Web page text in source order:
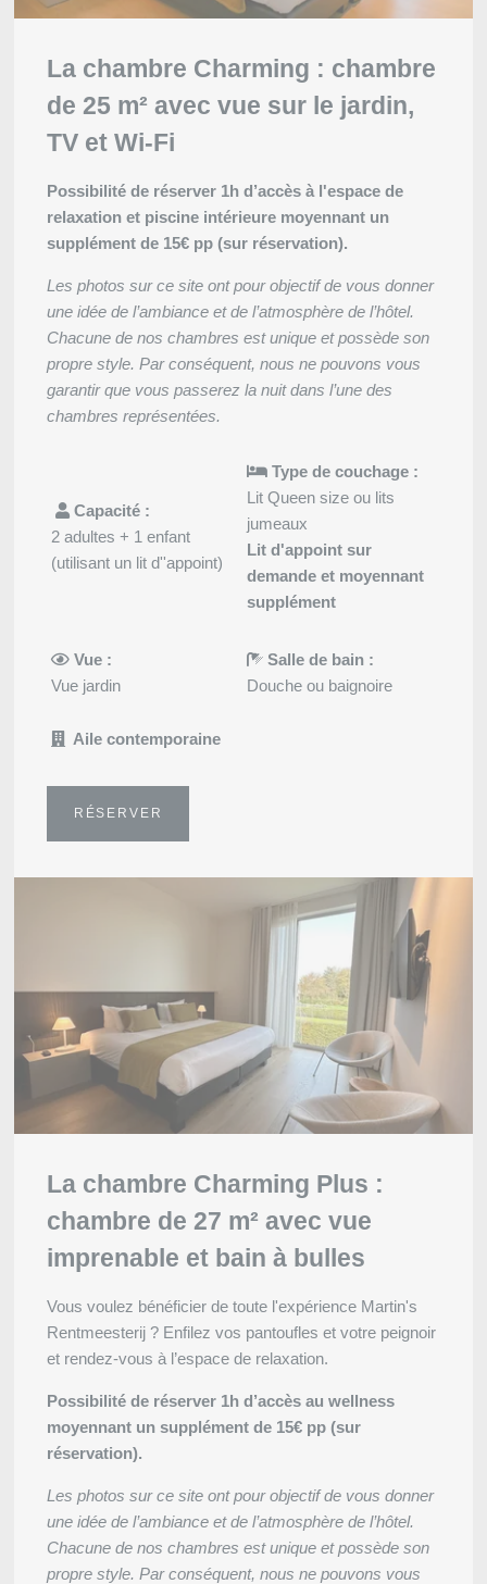
La chambre Charming : chambre
de 25 m² avec vue sur le jardin,
TV et Wi-Fi
Possibilité de réserver 1h d’accès à l'espace de
relaxation et piscine intérieure moyennant un
supplément de 15€ pp (sur réservation).
Les photos sur ce site ont pour objectif de vous donner
une idée de l’ambiance et de l’atmosphère de l’hôtel.
Chacune de nos chambres est unique et possède son
propre style. Par conséquent, nous ne pouvons vous
garantir que vous passerez la nuit dans l’une des
chambres représentées.
Capacité :
2 adultes + 1 enfant
(utilisant un lit d''appoint)
Type de couchage :
Lit Queen size ou lits
jumeaux
Lit d'appoint sur
demande et moyennant
supplément
Vue :
Vue jardin
Salle de bain :
Douche ou baignoire
Aile contemporaine
RÉSERVER
La chambre Charming Plus :
chambre de 27 m² avec vue
imprenable et bain à bulles
Vous voulez bénéficier de toute l'expérience Martin's
Rentmeesterij ? Enfilez vos pantoufles et votre peignoir
et rendez-vous à l’espace de relaxation.
Possibilité de réserver 1h d’accès au wellness
moyennant un supplément de 15€ pp (sur
réservation).
Les photos sur ce site ont pour objectif de vous donner
une idée de l’ambiance et de l’atmosphère de l’hôtel.
Chacune de nos chambres est unique et possède son
propre style. Par conséquent, nous ne pouvons vous